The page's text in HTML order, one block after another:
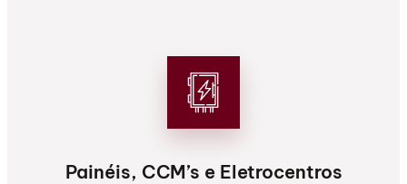
Painéis, CCM’s e Eletrocentros